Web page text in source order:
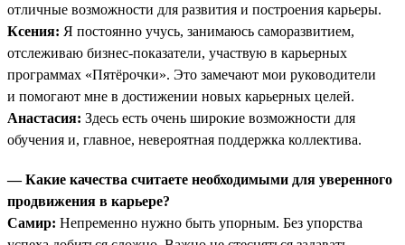
отличные возможности для развития и построения карьеры.
Ксения: Я постоянно учусь, занимаюсь саморазвитием,
отслеживаю бизнес-показатели, участвую в карьерных
программах «Пятёрочки». Это замечают мои руководители
и помогают мне в достижении новых карьерных целей.
Анастасия: Здесь есть очень широкие возможности для
обучения и, главное, невероятная поддержка коллектива.
— Какие качества считаете необходимыми для уверенного
продвижения в карьере?
Самир: Непременно нужно быть упорным. Без упорства